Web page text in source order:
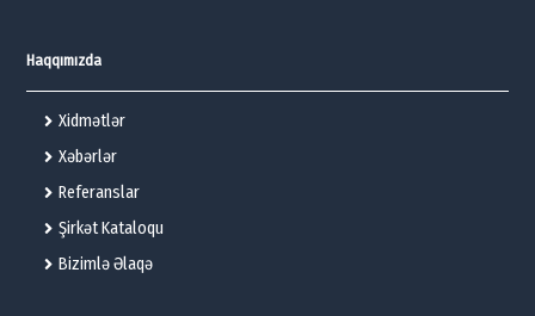
Haqqımızda
Xidmətlər
Xəbərlər
Referanslar
Şirkət Kataloqu
Bizimlə Əlaqə